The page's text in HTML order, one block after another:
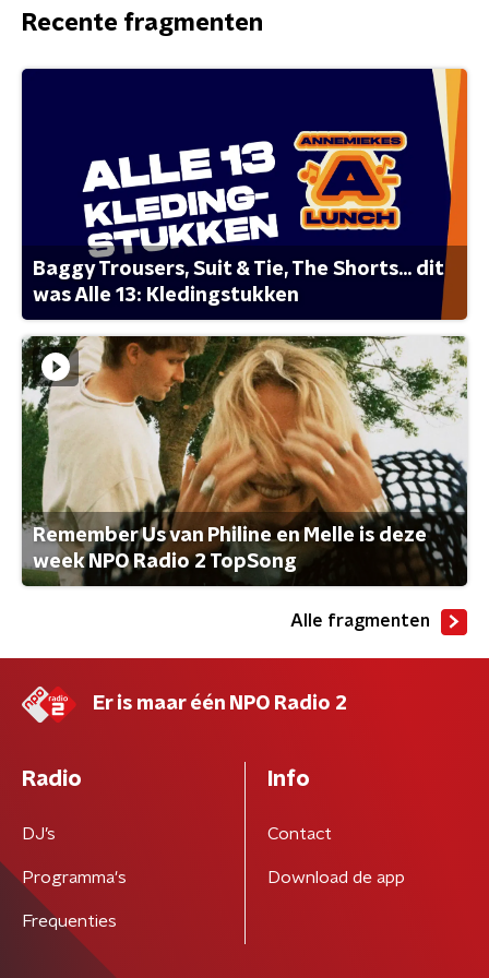
Recente fragmenten
Baggy Trousers, Suit & Tie, The Shorts... dit
was Alle 13: Kledingstukken
Remember Us van Philine en Melle is deze
week NPO Radio 2 TopSong
Alle fragmenten
Er is maar één NPO Radio 2
Radio
DJ’s
Programma's
Frequenties
Info
Contact
Download de app